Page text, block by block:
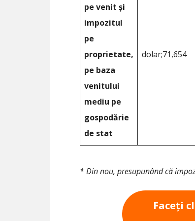
pe venit și
impozitul
pe
proprietate,
pe baza
venitului
mediu pe
gospodărie
de stat
dolar;71,654
* Din nou, presupunând că
Faceți